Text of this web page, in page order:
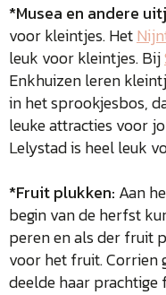
*Musea en andere
voor kleintjes. Het
leuk voor kleintjes. Bij
Enkhuizen leren
in het sprookjesbos,
leuke attracties voor
Lelystad is heel leuk
*Fruit plukken: Aan
begin van de herfst
peren en als der fruit
voor het fruit. Corrien
deelde haar prachtige